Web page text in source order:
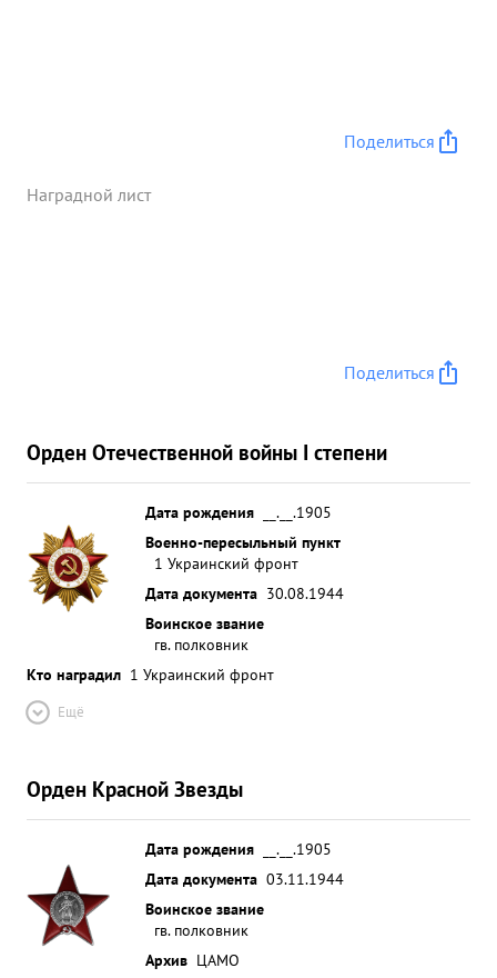
Поделиться
Наградной лист
Поделиться
Орден Отечественной войны I степени
Дата рождения
__.__.1905
Военно-пересыльный пункт
1 Украинский фронт
Дата документа 30.08.1944
Воинское звание
гв. полковник
Кто наградил 1 Украинский фронт
Ещё
Орден Красной Звезды
Дата рождения
__.__.1905
Дата документа 03.11.1944
Воинское звание
гв. полковник
Архив ЦАМО